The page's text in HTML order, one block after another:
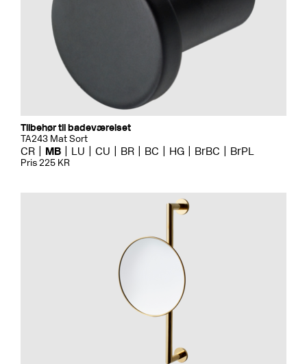
Tilbehør til badeværelset
TA243 Mat Sort
CR MB LU CU BR BC HG BrBC BrPL
Pris 225 KR